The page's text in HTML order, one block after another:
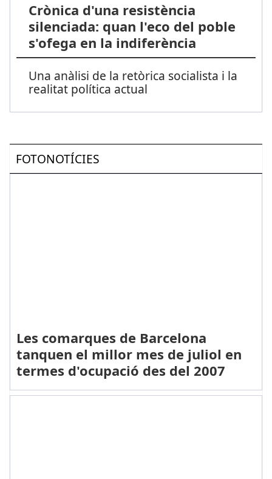
Crònica d'una resistència
silenciada: quan l'eco del poble
s'ofega en la indiferència
Una anàlisi de la retòrica socialista i la
realitat política actual
FOTONOTÍCIES
Les comarques de Barcelona
tanquen el millor mes de juliol en
termes d'ocupació des del 2007